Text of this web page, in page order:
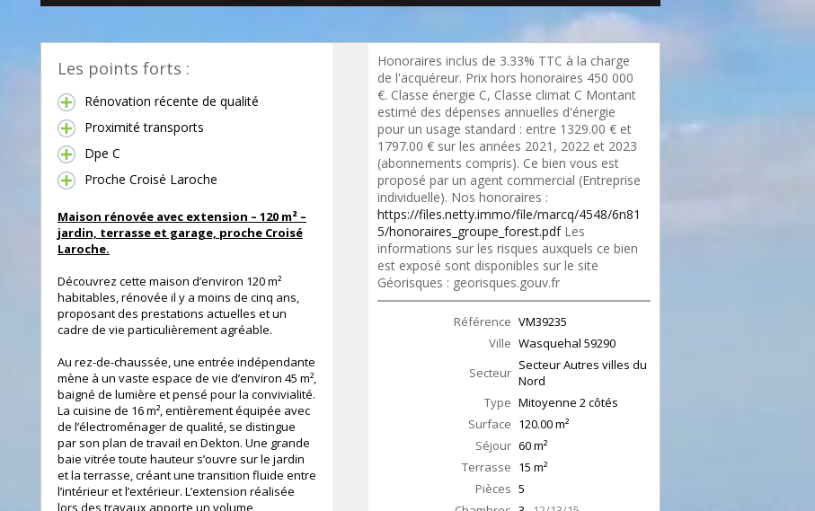
85.43 m²
Les points forts :
Rénovation récente de qualité
Proximité transports
Dpe C
Proche Croisé Laroche
Maison rénovée avec extension – 120 m² –
jardin, terrasse et garage, proche Croisé
Laroche.
Découvrez cette maison d’environ 120 m²
habitables, rénovée il y a moins de cinq ans,
proposant des prestations actuelles et un
cadre de vie particulièrement agréable.
Au rez-de-chaussée, une entrée indépendante
mène à un vaste espace de vie d’environ 45 m²,
baigné de lumière et pensé pour la convivialité.
La cuisine de 16 m², entièrement équipée avec
de l’électroménager de qualité, se distingue
par son plan de travail en Dekton. Une grande
baie vitrée toute hauteur s’ouvre sur le jardin
et la terrasse, créant une transition fluide entre
l’intérieur et l’extérieur. L’extension réalisée
lors des travaux apporte un volume
Honoraires inclus de 3.33% TTC à la charge
de l'acquéreur. Prix hors honoraires 450 000
€. Classe énergie C, Classe climat C Montant
estimé des dépenses annuelles d'énergie
pour un usage standard : entre 1329.00 € et
1797.00 € sur les années 2021, 2022 et 2023
(abonnements compris). Ce bien vous est
proposé par un agent commercial (Entreprise
individuelle). Nos honoraires :
https://files.netty.immo/file/marcq/4548/6n81
5/honoraires_groupe_forest.pdfLes
informations sur les risques auxquels ce bien
est exposé sont disponibles sur le site
Géorisques : georisques.gouv.fr
Référence VM39235
Ville Wasquehal 59290
Secteur Secteur Autres villes du
Nord
Type Mitoyenne 2 côtés
Surface 120.00m²
Séjour 60m²
Terrasse 15 m²
Pièces 5